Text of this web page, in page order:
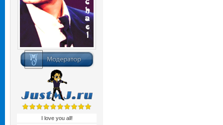
I love you all!